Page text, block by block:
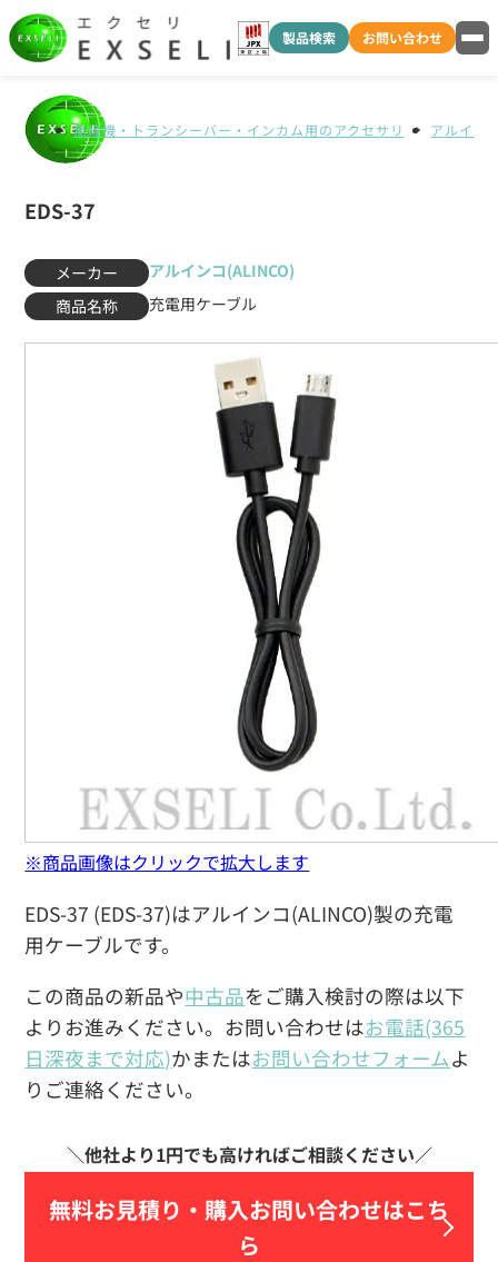
製品検索 お問い合わせ
無線機・トランシーバー・インカム用のアクセサリ アルイン
EDS-37
メーカー
アルインコ(ALINCO)
商品名称
充電用ケーブル
EDS-37 (EDS-37)はアルインコ(ALINCO)製の充電
用ケーブルです。
この商品の新品や中古品をご購入検討の際は以下
よりお進みください。お問い合わせはお電話(365
日深夜まで対応)かまたはお問い合わせフォームよ
りご連絡ください。
無料お見積り・ 購入お問い合わせはこち
ら
※商品画像はクリックで拡大します